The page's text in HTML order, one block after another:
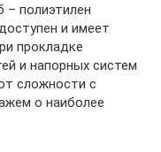
– полиэтилен
и имеет
прокладке
и напорных систем
сложности с
о наиболее